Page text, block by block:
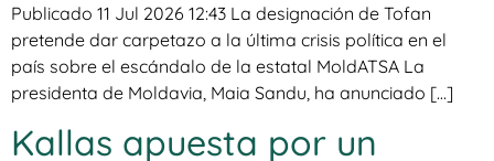
Publicado 11 Jul 2026 12:43 La designación de Tofan
pretende dar carpetazo a la última crisis política en el
país sobre el escándalo de la estatal MoldATSA La
presidenta de Moldavia, Maia Sandu, ha anunciado […]
Kallas apuesta por un